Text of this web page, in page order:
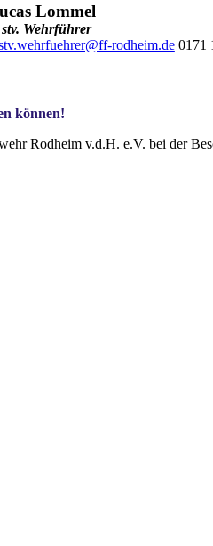
Lommel
Wehrführer
rodheim.de0171
können!
Rodheim v.d.H. e.V. bei der